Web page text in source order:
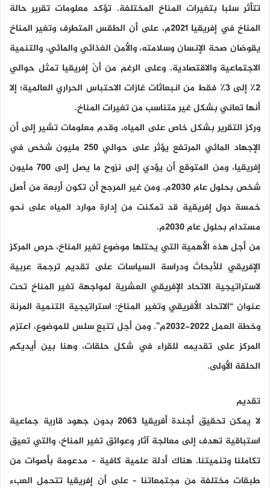
تتأثر سلبا بتغيرات المناخ المختلفة. تؤكد معلومات تقرير حالة
المناخ في إفريقيا 2021م، على أن الطقس المتطرف وتغير المناخ
يقوضان صحة الإنسان وسلامته، والأمن الغذائي والمائي، والتنمية
الاجتماعية والاقتصادية. وعلى الرغم من أنّ إفريقيا تمثل حوالي
2٪ إلى 3٪ فقط من انبعاثات غازات الاحتباس الحراري العالمية؛ إلا
أنها تعاني بشكل غير متناسب من تغيرات المناخ.
وركز التقرير بشكل خاص على المياه، وقدم معلومات تشير إلى أن
الإجهاد المائي المرتفع يؤثر على حوالي 250 مليون شخص في
إفريقيا، ومن المتوقع أن يؤدي إلى نزوح ما يصل إلى 700 مليون
شخص بحلول عام 2030م. ومن غير المرجح أن تكون أربعة من أصل
خمسة دول إفريقية قد تمكنت من إدارة موارد المياه على نحو
مستدام بحلول عام 2030م.
من أجل هذه الأهمية التي يحتلها موضوع تغير المناخ، حرِص المركز
الإفريقي للأبحاث ودراسة السياسات على تقديم ترجمة عربية
لاستراتيجية الاتحاد الإفريقي العشرية لمواجهة تغير المناخ تحت
عنوان “الاتحاد الأفريقي وتغير المناخ: استراتيجية التنمية المرنة
وخطة العمل 2022-2032م”. ومن أجل تتبع سلس للموضوع، اعتزم
المركز على تقديمه للقراء في شكل حلقات، وهنا بين أيديكم
الحلقة الأولى.
تقديم
لا يمكن تحقيق أجندة أفريقيا 2063 بدون جهود قارية جماعية
استباقية تهدف إلى معالجة آثار وعوائق تغير المناخ، والتي تعيق
تكاملنا وتنميتنا. هناك أدلة علمية كافية – مدعومة بأصوات من
طبقات مختلفة من مجتمعاتنا – على أن إفريقيا تتحمل العبء